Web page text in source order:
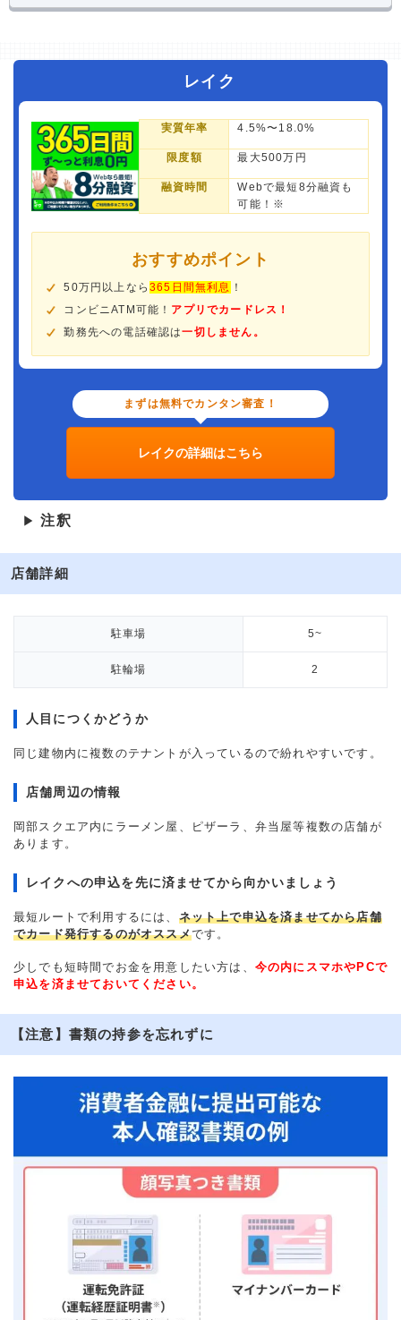
レイク
実質年率 4.5%〜18.0%
限度額 最大500万円
融資時間
Webで最短8分融資も
可能！※
おすすめポイント
50万円以上なら365日間無利息 ！
コンビニATM可能！ アプリでカードレス！
勤務先への電話確認は一切しません。
まずは無料でカンタン審査！
レイクの詳細はこちら
▶ 注釈
店舗詳細
駐車場 5~
駐輪場 2
人目につくかどうか
同じ建物内に複数のテナントが入っているので紛れやすいです。
店舗周辺の情報
岡部スクエア内にラーメン屋、ピザーラ、弁当屋等複数の店舗が
あります。
レイクへの申込を先に済ませてから向かいましょう
最短ルートで利用するには、 ネット上で申込を済ませてから店舗
でカード発行するのがオススメです。
少しでも短時間でお金を用意したい方は、 今の内にスマホやPCで
申込を済ませておいてください。
【注意】書類の持参を忘れずに